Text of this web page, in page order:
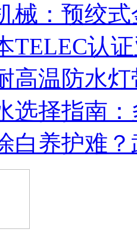
械：预绞
TELEC认
高温防水
选择指南
白养护难